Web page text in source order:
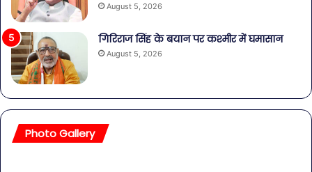
August 5, 2026
गिरिराज सिंह के बयान पर कश्मीर में घमासान
August 5, 2026
Photo Gallery